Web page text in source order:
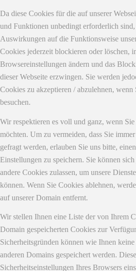
Da diese Cookies für die auf unserer
und Funktionen unbedingt erforderlich
Auswirkungen auf die Funktionsweise
Cookies jederzeit blockieren oder löschen,
Browsereinstellungen ändern und das
dieser Webseite erzwingen. Sie werden
Cookies zu akzeptieren / abzulehnen, wenn
besuchen.
Wir respektieren es voll und ganz, wenn
möchten. Um zu vermeiden, dass Sie
gefragt werden, erlauben Sie uns bitte,
Einstellungen zu speichern. Sie können
andere Cookies zulassen, um unsere
können. Wenn Sie Cookies ablehnen,
auf unserer Domain entfernt.
Wir stellen Ihnen eine Liste der von Ihrem
Domain gespeicherten Cookies zur
Sicherheitsgründen können wie Ihnen
anderen Domains gespeichert werden.
Sicherheitseinstellungen Ihres Browsers